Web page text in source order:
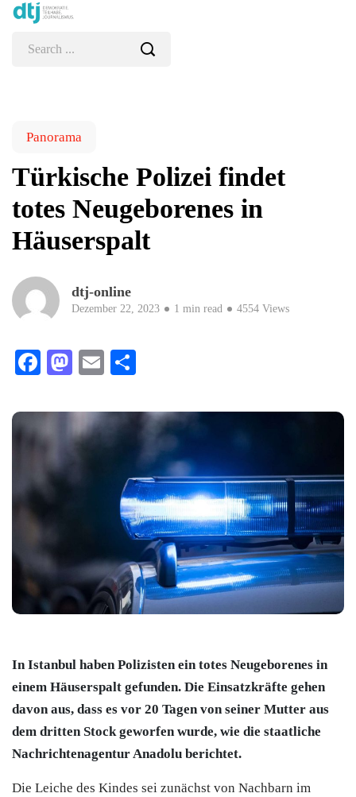
Panorama
Türkische Polizei findet
totes Neugeborenes in
Häuserspalt
dtj-online
Dezember 22, 2023 1 min read 4554 Views
Facebook
Mastodon
Email
In Istanbul haben Polizisten ein totes Neugeborenes in
einem Häuserspalt gefunden. Die Einsatzkräfte gehen
davon aus, dass es vor 20 Tagen von seiner Mutter aus
dem dritten Stock geworfen wurde, wie die staatliche
Nachrichtenagentur Anadolu berichtet.
Die Leiche des Kindes sei zunächst von Nachbarn im